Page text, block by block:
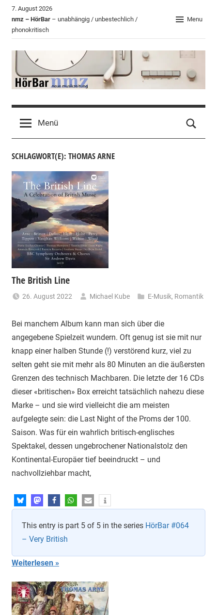
Zum
Inhalt
springen
7. August 2026
nmz – HörBar – unabhängig / unbestechlich /
phonokritisch
Menu
HörBar
der
nmz
Menü
SCHLAGWORT(E): THOMAS ARNE
The British Line
26. August 2022 Michael Kube E-Musik, Romantik
Bei manchem Album kann man sich über die
angegebene Spielzeit wundern. Oft genug ist sie mit nur
knapp einer halben Stunde (!) verstörend kurz, viel zu
selten geht sie mit mehr als 80 Minuten an die äußersten
Grenzen des technisch Machbaren. Die letzte der 16 CDs
dieser «britischen» Box erreicht tatsächlich nahezu diese
Marke – und sie wird vielleicht die am meisten
aufgelegte sein: die Last Night of the Proms der 100.
Saison. Was für ein wahrlich britisch-englisches
Spektakel, dessen ungebrochener Nationalstolz den
Kontinental-Europäer tief beeindruckt – und
nachvollziehbar macht,
This entry is part 5 of 5 in the series HörBar #064
– Very British
Weiterlesen